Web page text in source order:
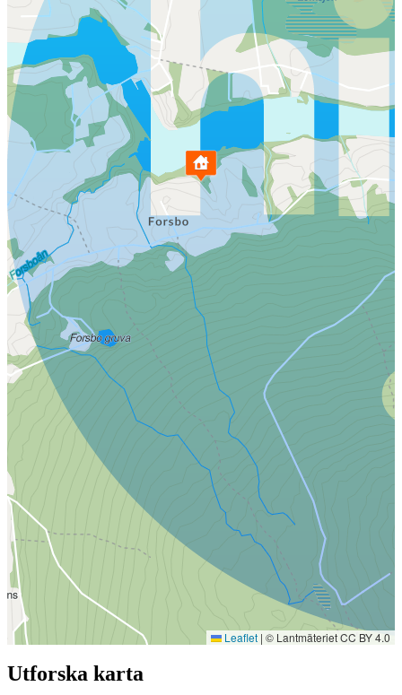
Leaflet | © Lantmäteriet CC BY 4.0
Utforska karta